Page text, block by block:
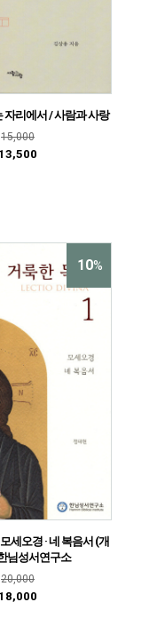
자리에서 / 사람과 사랑
15,000
13,500
10%
세오경 · 네 복음서 (개
님성서연구소
20,000
18,000